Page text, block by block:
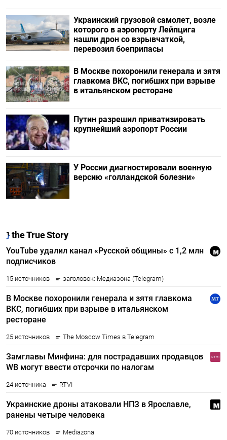
Украинский грузовой самолет, возле
которого в аэропорту Лейпцига
нашли дрон со взрывчаткой,
перевозил боеприпасы
В Москве похоронили генерала и зятя
главкома ВКС, погибших при взрыве
в итальянском ресторане
Путин разрешил приватизировать
крупнейший аэропорт России
У России диагностировали военную
версию «голландской болезни»